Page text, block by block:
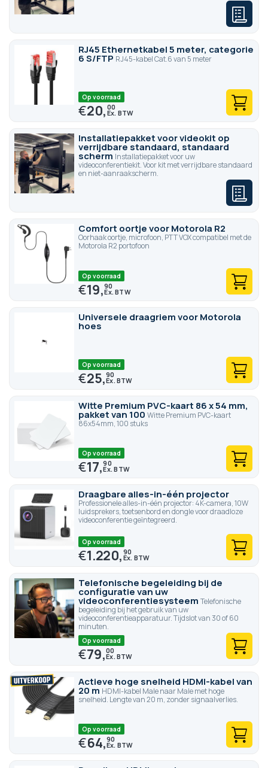
RJ45 Ethernetkabel 5 meter, categorie
6 S/FTP RJ45-kabel Cat.6 van 5 meter
Op voorraad
€20,00
Installatiepakket voor videokit op
verrijdbare standaard, standaard
scherm Installatiepakket voor uw
videoconferentiekit. Voor kit met verrijdbare standaard
en niet-aanraakscherm.
Comfort oortje voor Motorola R2
Oorhaak oortje, microfoon, PTT VOX compatibel met de
Motorola R2 portofoon
Op voorraad
€19,90
Universele draagriem voor Motorola
hoes
Op voorraad
€25,90
Witte Premium PVC-kaart 86 x 54 mm,
pakket van 100 Witte Premium PVC-kaart
86x54mm, 100 stuks
Op voorraad
€17,90
Draagbare alles-in-één projector
Professionele alles-in-één projector: 4K-camera, 10W
luidsprekers, toetsenbord en dongle voor draadloze
videoconferentie geïntegreerd.
Op voorraad
€1.220,90
Telefonische begeleiding bij de
configuratie van uw
videoconferentiesysteem Telefonische
begeleiding bij het gebruik van uw
videoconferentieapparatuur. Tijdslot van 30 of 60
minuten.
Op voorraad
€79,00
Actieve hoge snelheid HDMI-kabel van
20 m HDMI-kabel Male naar Male met hoge
snelheid. Lengte van 20 m, zonder signaalverlies.
Op voorraad
€64,90